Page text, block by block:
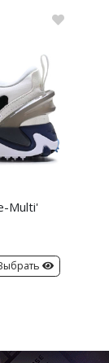
Multi'